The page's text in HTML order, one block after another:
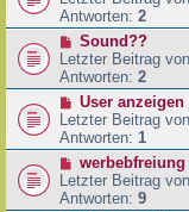
Antworten: 2
Sound??
Letzter Beitrag von
Antworten: 2
User
Letzter Beitrag von
Antworten: 1
werbebfreiung
Letzter Beitrag von
Antworten: 9